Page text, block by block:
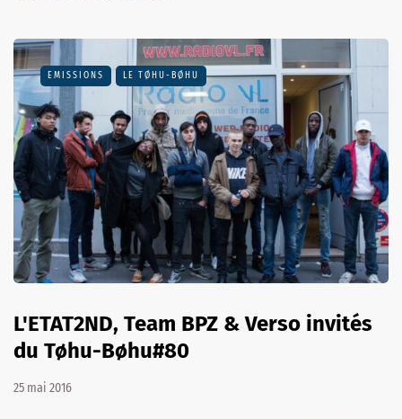
EMISSIONS LE TØHU-BØHU
L'ETAT2ND, Team BPZ & Verso invités
du Tøhu-Bøhu#80
25 mai 2016